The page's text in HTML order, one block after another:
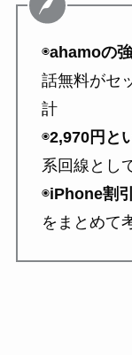
◉ahamoの
話無料がセ
計
◉2,970円と
系回線とし
◉iPhone割
をまとめて